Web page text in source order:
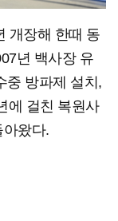
개장해 한때 동
년 백사장 유
중 방파제 설치,
에 걸친 복원사
왔다.